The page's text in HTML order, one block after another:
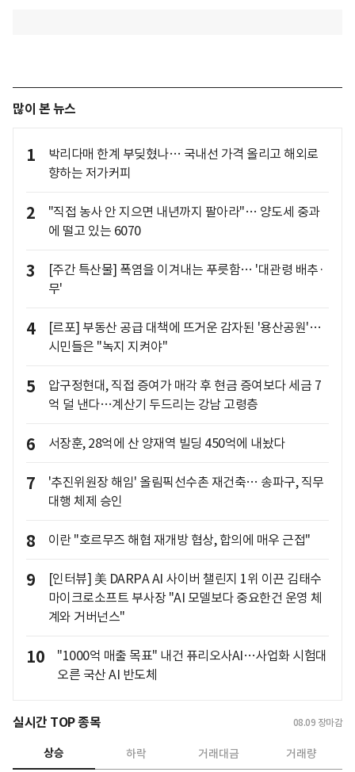
많이 본 뉴스
1
박리다매 한계 부딪혔나… 국내선 가격 올리고 해외로
향하는 저가커피
2
"직접 농사 안 지으면 내년까지 팔아라"… 양도세 중과
에 떨고 있는 6070
3
[주간 특산물] 폭염을 이겨내는 푸릇함… '대관령 배추·
무'
4
[르포] 부동산 공급 대책에 뜨거운 감자된 '용산공원'…
시민들은 "녹지 지켜야"
5
압구정현대, 직접 증여가 매각 후 현금 증여보다 세금 7
억 덜 낸다…계산기 두드리는 강남 고령층
6 서장훈, 28억에 산 양재역 빌딩 450억에 내놨다
7
'추진위원장 해임' 올림픽선수촌 재건축… 송파구, 직무
대행 체제 승인
8 이란 "호르무즈 해협 재개방 협상, 합의에 매우 근접"
9
[인터뷰] 美 DARPA AI 사이버 챌린지 1위 이끈 김태수
마이크로소프트 부사장 "AI 모델보다 중요한건 운영 체
계와 거버넌스"
10
"1000억 매출 목표" 내건 퓨리오사AI…사업화 시험대
오른 국산 AI 반도체
실시간 TOP 종목 08.09 장마감
상승 하락 거래대금 거래량